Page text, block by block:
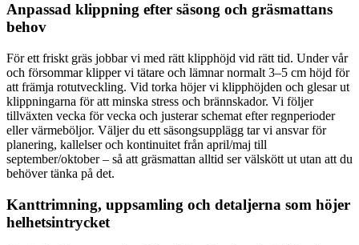
Anpassad klippning efter säsong och gräsmattans
behov
För ett friskt gräs jobbar vi med rätt klipphöjd vid rätt tid. Under vår
och försommar klipper vi tätare och lämnar normalt 3–5 cm höjd för
att främja rotutveckling. Vid torka höjer vi klipphöjden och glesar ut
klippningarna för att minska stress och brännskador. Vi följer
tillväxten vecka för vecka och justerar schemat efter regnperioder
eller värmeböljor. Väljer du ett säsongsupplägg tar vi ansvar för
planering, kallelser och kontinuitet från april/maj till
september/oktober – så att gräsmattan alltid ser välskött ut utan att du
behöver tänka på det.
Kanttrimning, uppsamling och detaljerna som höjer
helhetsintrycket